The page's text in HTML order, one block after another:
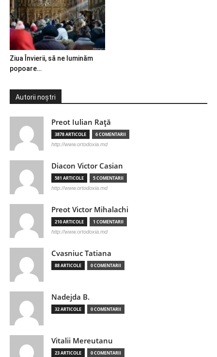
Ziua Învierii, să ne luminăm
popoare…
Autorii noștri
Preot Iulian Raţă
3878 ARTICOLE 6 COMENTARII
http://www.ortodoxia.md
Diacon Victor Casian
581 ARTICOLE 5 COMENTARII
http://www.ortodoxia.md
Preot Victor Mihalachi
210 ARTICOLE 1 COMENTARII
http://www.ortodoxia.md
Cvasniuc Tatiana
88 ARTICOLE 0 COMENTARII
Nadejda B.
32 ARTICOLE 0 COMENTARII
Vitalii Mereutanu
23 ARTICOLE 0 COMENTARII